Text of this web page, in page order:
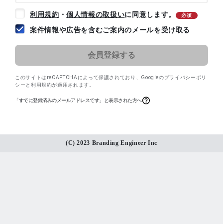
利用規約 ・個人情報の取扱いに同意します。 必須
案件情報や広告を含むご案内のメールを受け取る
このサイトはreCAPTCHAによって保護されており、 Googleのプライバシーポリ
シー と 利用規約が適用されます。
「すでに登録済みのメールアドレスです」と表示された方へ
(C) 2023 Branding Engineer Inc